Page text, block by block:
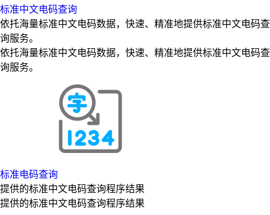
标准中文电码查询
依托海量标准中文电码数据，快速、精准地提供标准中文电码查
询服务。
依托海量标准中文电码数据，快速、精准地提供标准中文电码查
询服务。
标准电码查询
提供的标准中文电码查询程序结果
提供的标准中文电码查询程序结果